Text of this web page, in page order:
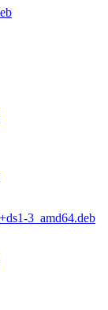
3_amd64.deb